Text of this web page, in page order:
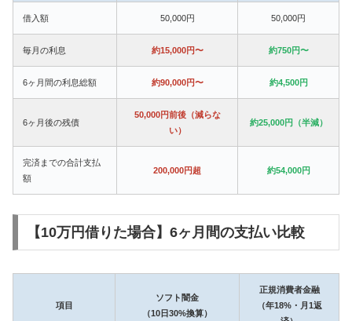
借入額 50,000円 50,000円
毎月の利息 約15,000円〜 約750円〜
6ヶ月間の利息総額 約90,000円〜 約4,500円
6ヶ月後の残債
50,000円前後（減らな
い）
約25,000円（半減）
完済までの合計支払
額
200,000円超 約54,000円
【10万円借りた場合】6ヶ月間の支払い比較
項目
ソフト闇金
（10日30%換算）
正規消費者金融
（年18%・月1返